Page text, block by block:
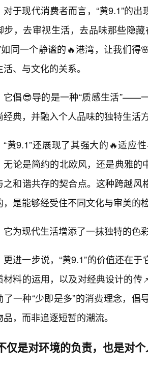
对于现代消费者而言，“黄9.1”的
步，去审视生活，去品味那些隐
如同一个静谧的🔥港湾，让我们
活、与文化的关系。
它倡😎导的是一种“质感生活”——
经典，并融入个人品味的独特生活
“黄9.1”还展现了其强大的🔥适应
无论是简约的北欧风，还是典雅
之和谐共存的契合点。这种跨越风
，是能够经受住不同文化与审美的
它为现代生活增添了一抹独特的色
更进一步说，“黄9.1”的价值还在
材料的运用，以及对经典设计的传
了一种“少即是多”的消费理念，
品，而非追逐短暂的潮流。
仅是对环境的负责，也是对